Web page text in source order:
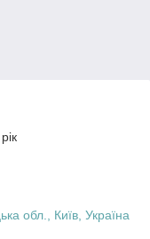
обл., Київ, Україна